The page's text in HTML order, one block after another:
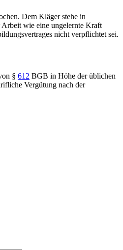
Dem Kläger stehe in
wie eine ungelernte Kraft
nicht verpflichtet sei.
§ 612 BGB in Höhe der üblichen
Vergütung nach der